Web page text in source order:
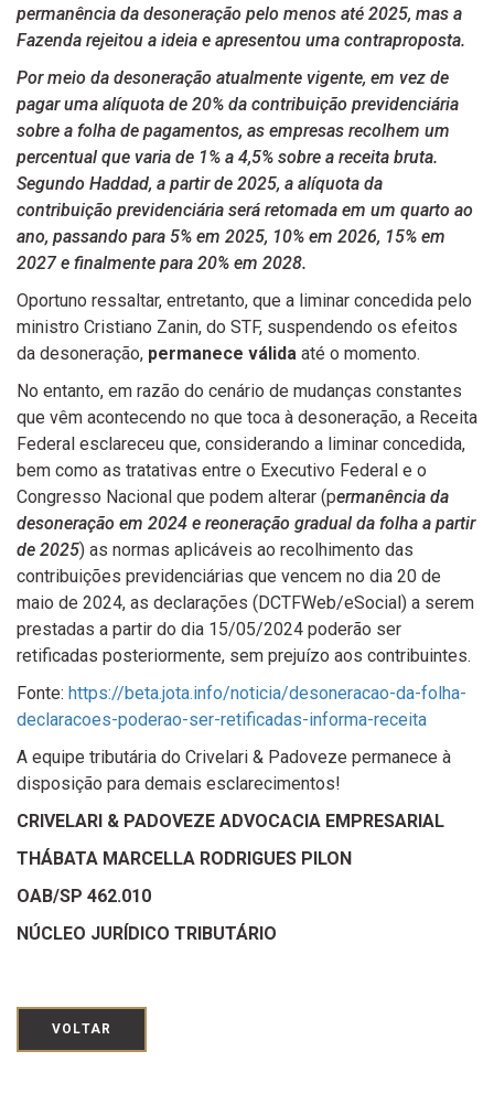
permanência da desoneração pelo menos até 2025, mas a
Fazenda rejeitou a ideia e apresentou uma contraproposta.
Por meio da desoneração atualmente vigente, em vez de
pagar uma alíquota de 20% da contribuição previdenciária
sobre a folha de pagamentos, as empresas recolhem um
percentual que varia de 1% a 4,5% sobre a receita bruta.
Segundo Haddad, a partir de 2025, a alíquota da
contribuição previdenciária será retomada em um quarto ao
ano, passando para 5% em 2025, 10% em 2026, 15% em
2027 e finalmente para 20% em 2028.
Oportuno ressaltar, entretanto, que a liminar concedida pelo
ministro Cristiano Zanin, do STF, suspendendo os efeitos
da desoneração, permanece válida até o momento.
No entanto, em razão do cenário de mudanças constantes
que vêm acontecendo no que toca à desoneração, a Receita
Federal esclareceu que, considerando a liminar concedida,
bem como as tratativas entre o Executivo Federal e o
Congresso Nacional que podem alterar (permanência da
desoneração em 2024 e reoneração gradual da folha a partir
de 2025) as normas aplicáveis ao recolhimento das
contribuições previdenciárias que vencem no dia 20 de
maio de 2024, as declarações (DCTFWeb/eSocial) a serem
prestadas a partir do dia 15/05/2024 poderão ser
retificadas posteriormente, sem prejuízo aos contribuintes.
Fonte: https://beta.jota.info/noticia/desoneracao-da-folha-
declaracoes-poderao-ser-retificadas-informa-receita
A equipe tributária do Crivelari & Padoveze permanece à
disposição para demais esclarecimentos!
CRIVELARI & PADOVEZE ADVOCACIA EMPRESARIAL
THÁBATA MARCELLA RODRIGUES PILON
OAB/SP 462.010
NÚCLEO JURÍDICO TRIBUTÁRIO
VOLTAR